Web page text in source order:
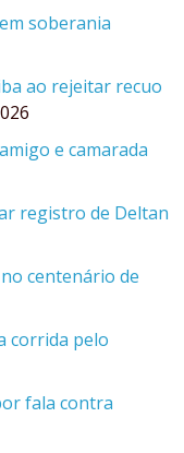
soberania
ao rejeitar recuo
e camarada
registro de Deltan
centenário de
corrida pelo
fala contra